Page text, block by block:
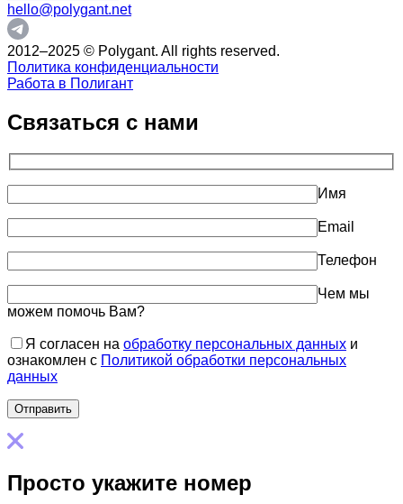
hello@polygant.net
2012–2025 © Polygant. All rights reserved.
Политика конфиденциальности
Работа в Полигант
Связаться с нами
Имя
Email
Телефон
Чем мы
можем помочь Вам?
Я согласен на обработку персональных данных и
ознакомлен с Политикой обработки персональных
данных
Просто укажите номер